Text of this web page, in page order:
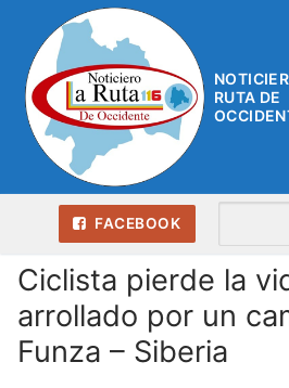
contenido
RUTA DE
FACEBOOK
Ciclista pierde la
arrollado por un
Funza – Siberia